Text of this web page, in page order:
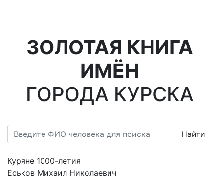
ЗОЛОТАЯ КНИГА
ИМЁН
ГОРОДА КУРСКА
Найти
Куряне 1000-летия
Еськов Михаил Николаевич